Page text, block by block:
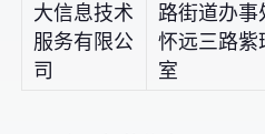
大信息技术
服务有限公
司
路街道办事
怀远三路紫
室